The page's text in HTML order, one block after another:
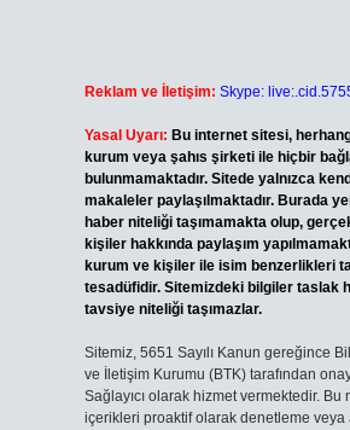
Reklam ve İletişim: Skype:
Yasal Uyarı: Bu internet sitesi,
kurum veya şahıs şirketi ile hiçbir
bulunmamaktadır. Sitede yalnızca kendi
makaleler paylaşılmaktadır. Burada
haber niteliği taşımamakta olup,
kişiler hakkında paylaşım
kurum ve kişiler ile isim benzerlikleri
tesadüfidir. Sitemizdeki bilgiler taslak
tavsiye niteliği taşımazlar.
Sitemiz, 5651 Sayılı Kanun gereğince
ve İletişim Kurumu (BTK) tarafından
Sağlayıcı olarak hizmet vermektedir. Bu
içerikleri proaktif olarak denetleme veya